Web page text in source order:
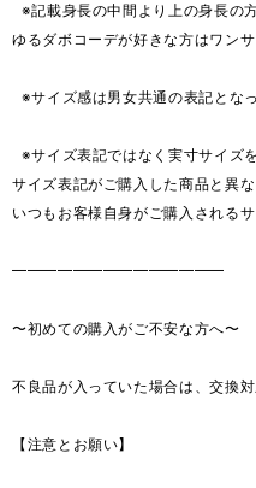
※記載身長の中間より上の身長の
ゆるダボコーデが好きな方はワン
※サイズ感は男女共通の表記とな
※サイズ表記ではなく実寸サイズ
サイズ表記がご購入した商品と異な
いつもお客様自身がご購入される
━━━━━━━━━━━━━━
〜初めての購入がご不安な方へ〜
不良品が入っていた場合は、交換
【注意とお願い】